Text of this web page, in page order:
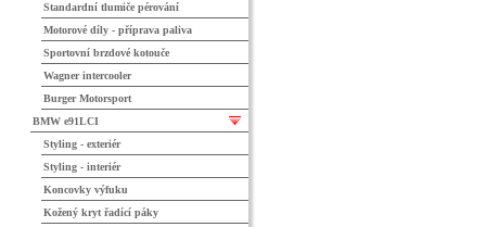
Standardní tlumiče pérování
Motorové díly - příprava paliva
Sportovní brzdové kotouče
Wagner intercooler
Burger Motorsport
BMW e91LCI
Styling - exteriér
Styling - interiér
Koncovky výfuku
Kožený kryt řadící páky